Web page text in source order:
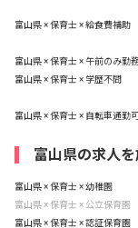
富山県 × 保育士 × 給食費補助
富山県 × 保育士 × 午前のみ勤
富山県 × 保育士 × 学歴不問
富山県 × 保育士 × 自転車通勤
富山県の求人
富山県 × 保育士 × 幼稚園
富山県 × 保育士 × 公立保育園
富山県 × 保育士 × 認証保育園